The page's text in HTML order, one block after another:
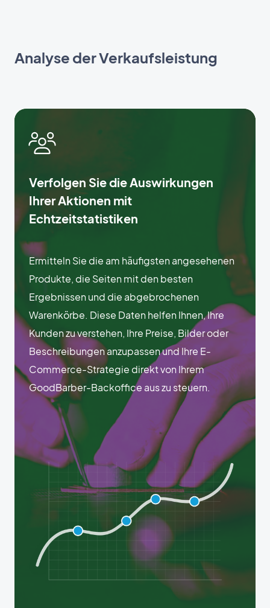
Analyse der Verkaufsleistung
Verfolgen Sie die Auswirkungen
Ihrer Aktionen mit
Echtzeitstatistiken
Ermitteln Sie die am häufigsten angesehenen
Produkte, die Seiten mit den besten
Ergebnissen und die abgebrochenen
Warenkörbe. Diese Daten helfen Ihnen, Ihre
Kunden zu verstehen, Ihre Preise, Bilder oder
Beschreibungen anzupassen und Ihre E-
Commerce-Strategie direkt von Ihrem
GoodBarber-Backoffice aus zu steuern.